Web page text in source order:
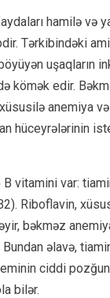
hamilə və
Tərkibindəki
uşaqların
kömək edir.
anemiya
hüceyrələrinin
vitamini var:
Riboflavin,
bəkməz
əlavə,
ciddi
bilər.